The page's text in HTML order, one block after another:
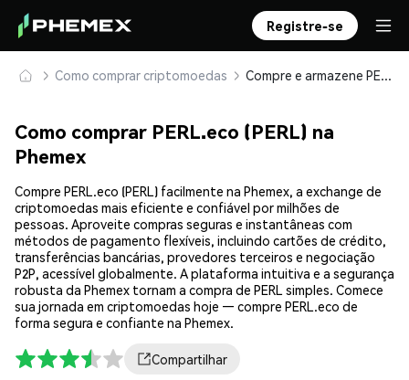
Registre-se
Como comprar criptomoedas Compre e armazene PERL.eco (PERL) com segurança
Como comprar PERL.eco (PERL) na
Phemex
Compre PERL.eco (PERL) facilmente na Phemex, a exchange de
criptomoedas mais eficiente e confiável por milhões de
pessoas. Aproveite compras seguras e instantâneas com
métodos de pagamento flexíveis, incluindo cartões de crédito,
transferências bancárias, provedores terceiros e negociação
P2P, acessível globalmente. A plataforma intuitiva e a segurança
robusta da Phemex tornam a compra de PERL simples. Comece
sua jornada em criptomoedas hoje — compre PERL.eco de
forma segura e confiante na Phemex.
Compartilhar